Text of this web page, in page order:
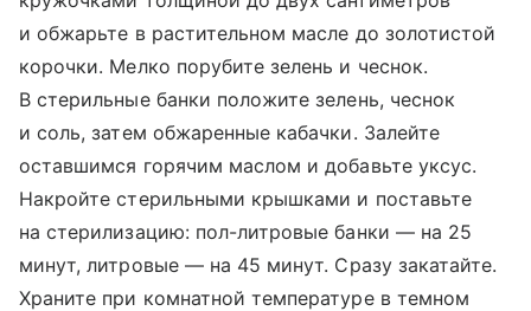
и обжарьте в растительном масле до золотистой
корочки. Мелко порубите зелень и чеснок.
В стерильные банки положите зелень, чеснок
и соль, затем обжаренные кабачки. Залейте
оставшимся горячим маслом и добавьте уксус.
Накройте стерильными крышками и поставьте
на стерилизацию: пол-литровые банки — на 25
минут, литровые — на 45 минут. Сразу закатайте.
Храните при комнатной температуре в темном